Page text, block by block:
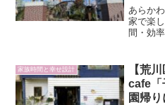
とめ
あらか
家で楽
間・効
します！
家族時間と幸せ設計
【荒
cafe「
園帰